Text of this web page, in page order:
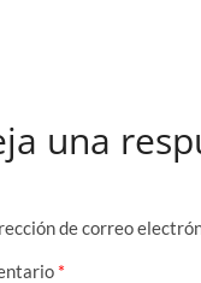
una
de correo
*